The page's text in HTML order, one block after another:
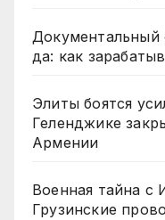
Документальный
да: как
Элиты боятся
Геленджике
Армении
Военная тайна
Грузинские